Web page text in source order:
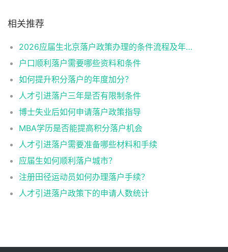
相关推荐
2026应届生北京落户政策办理的条件流程及年龄限制
户口顺利落户需要哪些资料和条件
如何提升积分落户的年度加分？
人才引进落户三年是否有限制条件
博士失业后如何申请落户政策指导
MBA学历是否能提高积分落户机会
人才引进落户需要准备哪些材料和手续
应届生如何顺利落户城市？
注册田径运动员如何办理落户手续？
人才引进落户政策下的申请人数统计